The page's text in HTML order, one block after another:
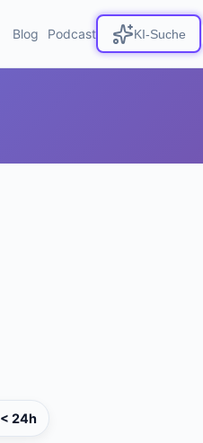
Blog Podcast KI-Suche
< 24h